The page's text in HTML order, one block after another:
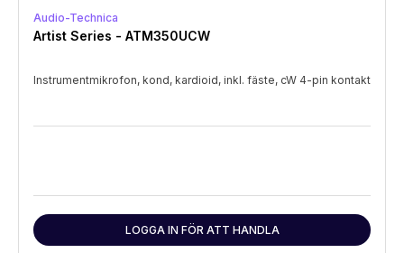
Audio-Technica
Artist Series - ATM350UCW
Instrumentmikrofon, kond, kardioid, inkl. fäste, cW 4-pin kontakt
LOGGA IN FÖR ATT HANDLA